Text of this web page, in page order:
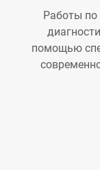
Работы
помощью